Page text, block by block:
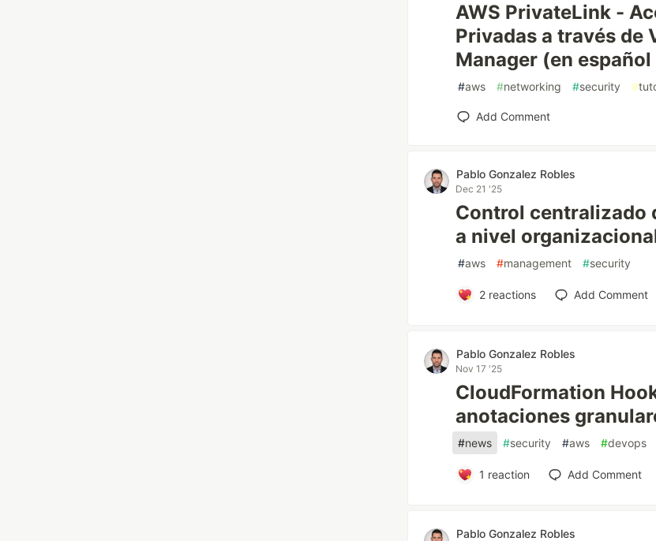
AWS PrivateLink -
Privadas a través de
Manager (en
#aws #networking #security #
Add Comment
Pablo Gonzalez Robles
Dec 21 '25
Control centralizado
a nivel
#aws #management #security
2reactions Add Comment
Pablo Gonzalez Robles
Nov 17 '25
CloudFormation
anotaciones
#news #security #aws #devops
1 reaction Add Comment
Pablo Gonzalez Robles